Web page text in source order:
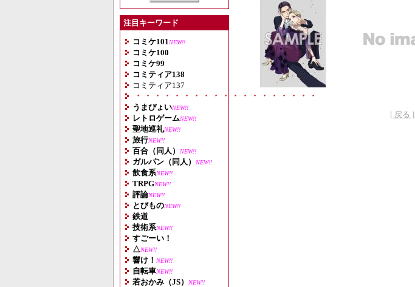
注目キーワード
コミケ101 NEW!!
コミケ100
コミケ99
コミティア138
コミティア137
・・・・・・・・・・・・・・・・・・・
うまぴょいNEW!!
レトロゲームNEW!!
聖地巡礼NEW!!
旅行NEW!!
百合（同人） NEW!!
ガルパン（同人） NEW!!
飲食系NEW!!
TRPGNEW!!
評論NEW!!
とびものNEW!!
鉄道
技術系NEW!!
すごーい！
△NEW!!
響け！ NEW!!
自転車NEW!!
若おかみ（JS） NEW!!
[ 戻る ]